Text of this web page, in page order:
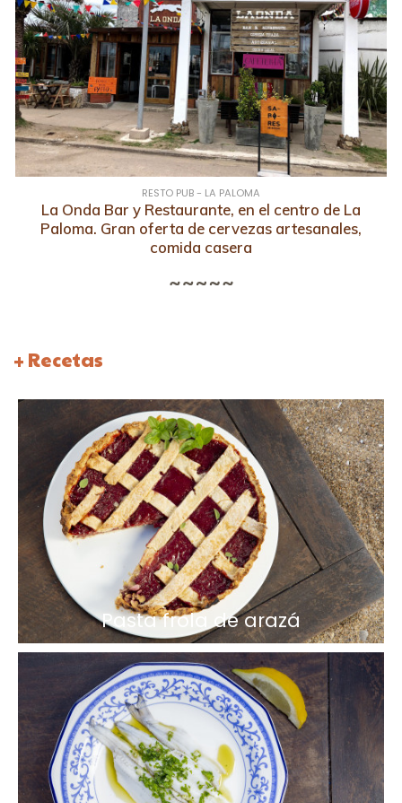
RESTO PUB - LA PALOMA
La Onda Bar y Restaurante, en el centro de La
Paloma. Gran oferta de cervezas artesanales,
comida casera
+ Recetas
Pasta frola de arazá